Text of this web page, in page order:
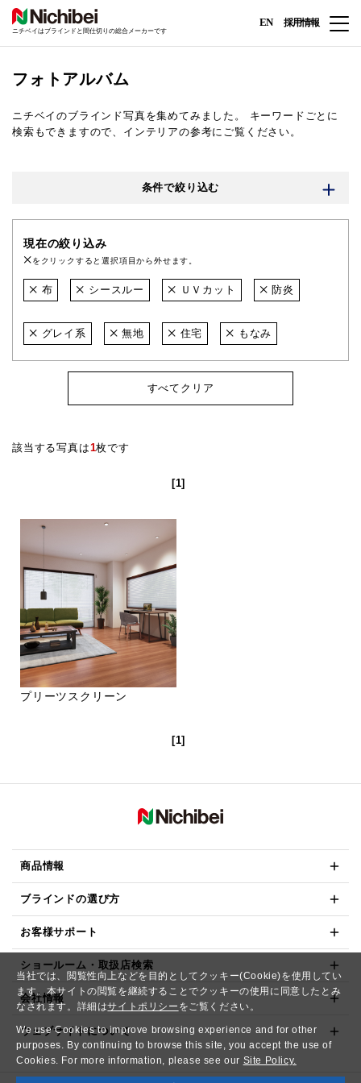
当社では、閲覧性向上などを目的としてクッキー(Cookie)を使用してい
ます。本サイトの閲覧を継続することでクッキーの使用に同意したとみ
なされます。詳細はサイトポリシー をご覧ください。
We use Cookies to improve browsing experience and for other
purposes. By continuing to browse this site, you accept the use of
Cookies. For more information, please see our Site Policy.
ニチベイはブラインドと間仕切りの総合メーカーです
EN 採用情報
フォトアルバム
ニチベイのブラインド写真を集めてみました。
キーワードごとに
検索もできますので、インテリアの参考にご覧ください。
条件で絞り込む
現在の絞り込み
をクリックすると選択項目から外せます。
布 シースルー ＵＶカット 防炎
グレイ系 無地 住宅 もなみ
すべてクリア
該当する写真は1枚です
[1]
プリーツスクリーン
[1]
商品情報
ブラインドの選び方
お客様サポート
ショールーム・取扱店検索
会社情報
ウェブサイトについて